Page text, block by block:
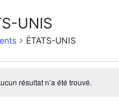
UNIS
ÉTATS-UNIS
résultat n’a été trouvé.